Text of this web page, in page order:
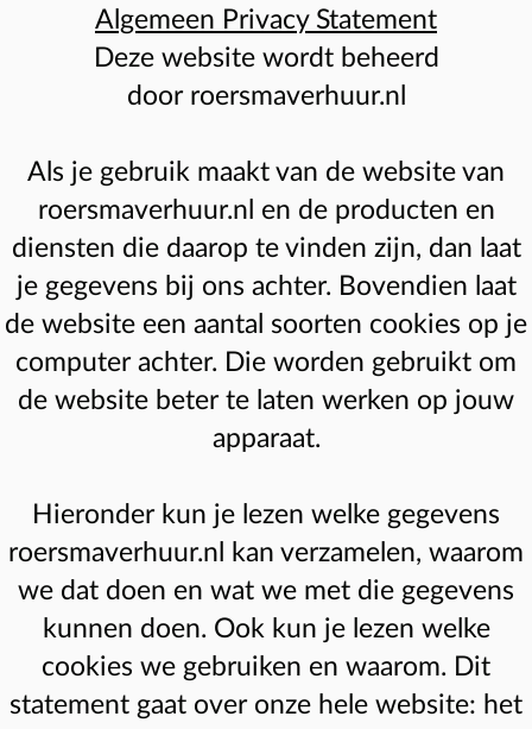
Algemeen Privacy Statement
Deze website wordt beheerd
door roersmaverhuur.nl
Als je gebruik maakt van de website van
roersmaverhuur.nl en de producten en
diensten die daarop te vinden zijn, dan laat
je gegevens bij ons achter. Bovendien laat
de website een aantal soorten cookies op je
computer achter. Die worden gebruikt om
de website beter te laten werken op jouw
apparaat.
Hieronder kun je lezen welke gegevens
roersmaverhuur.nl kan verzamelen, waarom
we dat doen en wat we met die gegevens
kunnen doen. Ook kun je lezen welke
cookies we gebruiken en waarom. Dit
statement gaat over onze hele website: het